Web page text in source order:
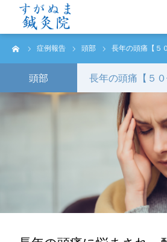
症例報告 頭部 長年の頭痛【５
頭部 長年の頭痛【５０
初めての方へ
診療案内
トリガーポイント鍼治療
ご予約・お問い合わせ